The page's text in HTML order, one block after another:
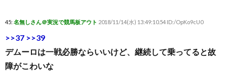
45: 名無しさん＠実況で競馬板アウト 2018/11/14(水) 13:49:10.54 ID:/OpKo9cU0
>>37 >>39
デムーロは一戦必勝ならいいけど、継続して乗ってると故
障がこわいな